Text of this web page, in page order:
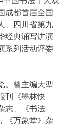
成都首届全国
、四川省第九
经典诵写讲演
系列活动评委
。曾主编大型
刊《墨林快
志、《书法
《万象堂》杂